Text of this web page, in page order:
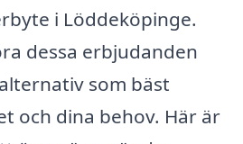
i Löddeköpinge.
dessa erbjudanden
som bäst
och dina behov. Här är